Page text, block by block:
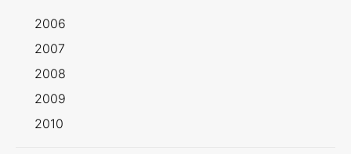
2006
2007
2008
2009
2010